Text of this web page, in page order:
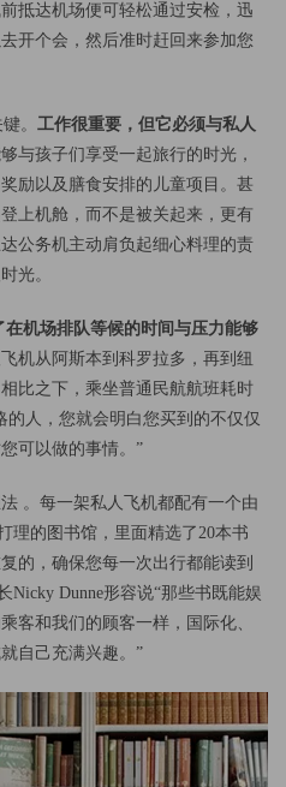
抵达机场便可轻松通过安检，迅
开个会，然后准时赶回来参加您
。 工作很重要，但它必须与私人
与孩子们享受一起旅行的时光，
励以及膳食安排的儿童项目。甚
上机舱，而不是被关起来，更有
公务机主动肩负起细心料理的责
光。
在机场排队等候的时间与压力能够
机从阿斯本到科罗拉多，再到纽
比之下，乘坐普通民航航班耗时
人，您就会明白您买到的不仅仅
可以做的事情。”
。每一架私人飞机都配有一个由
理的图书馆，里面精选了20本书
，确保您每一次出行都能读到
Nicky Dunne形容说“那些书既能娱
客和我们的顾客一样，国际化、
自己充满兴趣。”